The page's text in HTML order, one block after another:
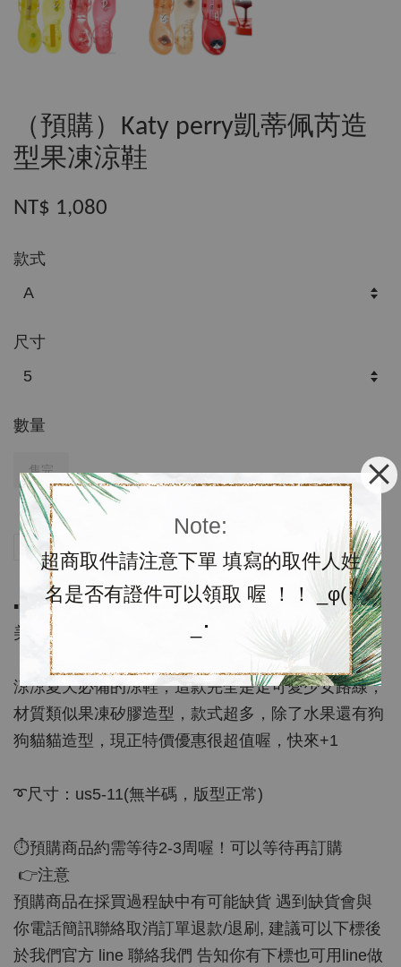
Note:
超商取件請注意下單 填寫的取件人姓
名是否有證件可以領取 喔 ！！ _φ(･
_･
（預購）Katy perry凱蒂佩芮造
型果凍涼鞋
NT$ 1,080
款式
尺寸
數量
售完
分享 Tweet Pin it LINE
▪️含運代購$1080（不含盒）
美國流行樂壇天后凱蒂佩芮（Katy Perry）品牌，
涼涼夏天必備的涼鞋，這款完全是走可愛少女路線，
材質類似果凍矽膠造型，款式超多，除了水果還有狗
狗貓貓造型，現正特價優惠很超值喔，快來+1
➰尺寸：us5-11(無半碼，版型正常)
⏱預購商品約需等待2-3周喔！可以等待再訂購
👉注意
預購商品在採買過程缺中有可能缺貨 遇到缺貨會與
你電話簡訊聯絡取消訂單退款/退刷, 建議可以下標後
於我們官方 line 聯絡我們 告知你有下標也可用line做